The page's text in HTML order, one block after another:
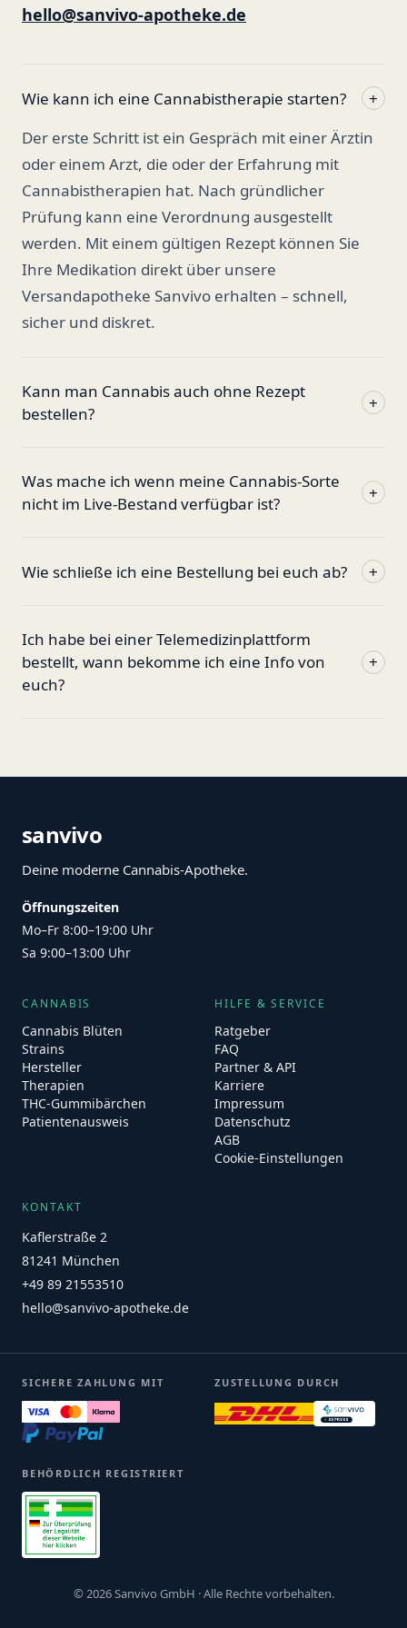
hello@sanvivo-apotheke.de
Wie kann ich eine Cannabistherapie starten?
+
Der erste Schritt ist ein Gespräch mit einer Ärztin
oder einem Arzt, die oder der Erfahrung mit
Cannabistherapien hat. Nach gründlicher
Prüfung kann eine Verordnung ausgestellt
werden. Mit einem gültigen Rezept können Sie
Ihre Medikation direkt über unsere
Versandapotheke Sanvivo erhalten – schnell,
sicher und diskret.
Kann man Cannabis auch ohne Rezept
bestellen?
+
Was mache ich wenn meine Cannabis-Sorte
nicht im Live-Bestand verfügbar ist?
+
Wie schließe ich eine Bestellung bei euch ab? +
Ich habe bei einer Telemedizinplattform
bestellt, wann bekomme ich eine Info von
euch?
+
sanvivo
Deine moderne Cannabis-Apotheke.
Öffnungszeiten
Mo–Fr 8:00–19:00 Uhr
Sa 9:00–13:00 Uhr
CANNABIS
Cannabis Blüten
Strains
Hersteller
Therapien
THC-Gummibärchen
Patientenausweis
HILFE & SERVICE
Ratgeber
FAQ
Partner & API
Karriere
Impressum
Datenschutz
AGB
Cookie-Einstellungen
KONTAKT
Kaflerstraße 2
81241 München
+49 89 21553510
hello@sanvivo-apotheke.de
SICHERE ZAHLUNG MIT ZUSTELLUNG DURCH
BEHÖRDLICH REGISTRIERT
© 2026 Sanvivo GmbH · Alle Rechte vorbehalten.